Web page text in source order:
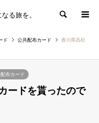
る旅を。 検索
ド 公共配布カード
香川県高松
布カード
ードを貰ったので